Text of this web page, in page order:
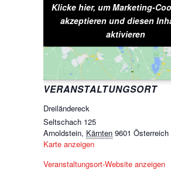
VERANSTALTUNGSORT
Dreiländereck
Seltschach 125
Arnoldstein, Kärnten 9601 Österreich
Karte anzeigen
Veranstaltungsort-Website anzeigen
Klicke hier, um Marketing-
akzeptieren und diesen
aktivieren
Klicke hier, um Marketing-
akzeptieren und diesen
aktivieren